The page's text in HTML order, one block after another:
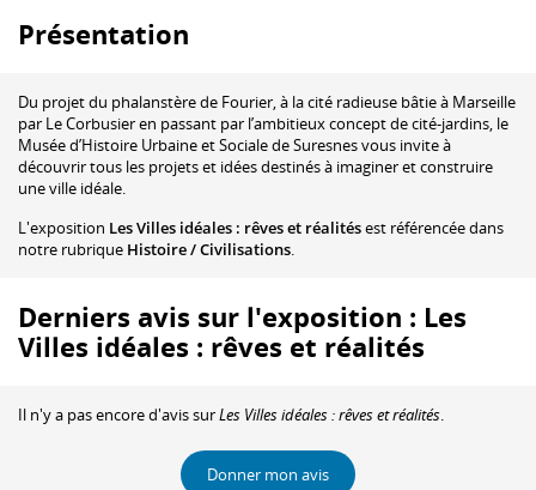
Présentation
Du projet du phalanstère de Fourier, à la cité radieuse bâtie à Marseille
par Le Corbusier en passant par l’ambitieux concept de cité-jardins, le
Musée d’Histoire Urbaine et Sociale de Suresnes vous invite à
découvrir tous les projets et idées destinés à imaginer et construire
une ville idéale.
L'exposition Les Villes idéales : rêves et réalitésest référencée dans
notre rubrique Histoire / Civilisations.
Derniers avis sur l'exposition : Les
Villes idéales : rêves et réalités
Il n'y a pas encore d'avis surLes Villes idéales : rêves et réalités.
Donner mon avis